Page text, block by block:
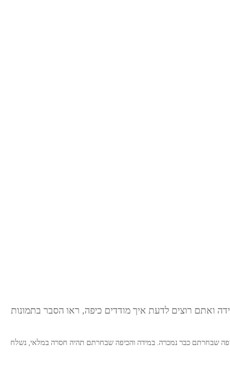
ואתם רוצים לדעת איך מודדים כיפה, ראו הסבר בתמונות
שבחרתם כבר נמכרה. במידה והכיפה שבחרתם תהיה חסרה במלאי, נשלח